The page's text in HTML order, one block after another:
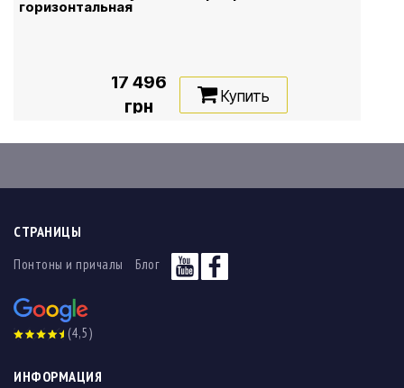
горизонтальная
17 496
грн
Купить
СТРАНИЦЫ
Понтоны и причалы Блог
(4,5)
ИНФОРМАЦИЯ